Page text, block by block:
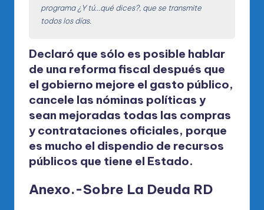
programa ¿Y tú…qué dices?, que se transmite
todos los días.
Declaró que sólo es posible hablar
de una reforma fiscal después que
el gobierno mejore el gasto público,
cancele las nóminas políticas y
sean mejoradas todas las compras
y contrataciones oficiales, porque
es mucho el dispendio de recursos
públicos que tiene el Estado.
Anexo.-Sobre La Deuda RD